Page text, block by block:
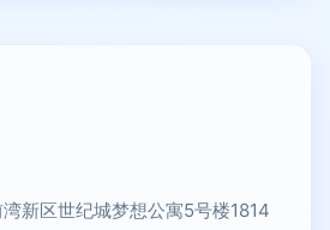
新区世纪城梦想公寓5号楼1814